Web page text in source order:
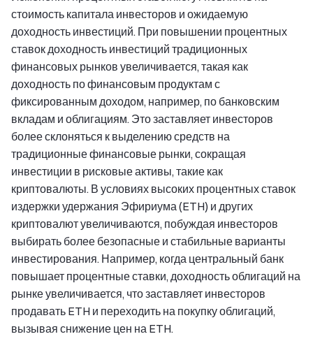
стоимость капитала инвесторов и ожидаемую
доходность инвестиций. При повышении процентных
ставок доходность инвестиций традиционных
финансовых рынков увеличивается, такая как
доходность по финансовым продуктам с
фиксированным доходом, например, по банковским
вкладам и облигациям. Это заставляет инвесторов
более склоняться к выделению средств на
традиционные финансовые рынки, сокращая
инвестиции в рисковые активы, такие как
криптовалюты. В условиях высоких процентных ставок
издержки удержания Эфириума (ETH) и других
криптовалют увеличиваются, побуждая инвесторов
выбирать более безопасные и стабильные варианты
инвестирования. Например, когда центральный банк
повышает процентные ставки, доходность облигаций на
рынке увеличивается, что заставляет инвесторов
продавать ETH и переходить на покупку облигаций,
вызывая снижение цен на ETH.